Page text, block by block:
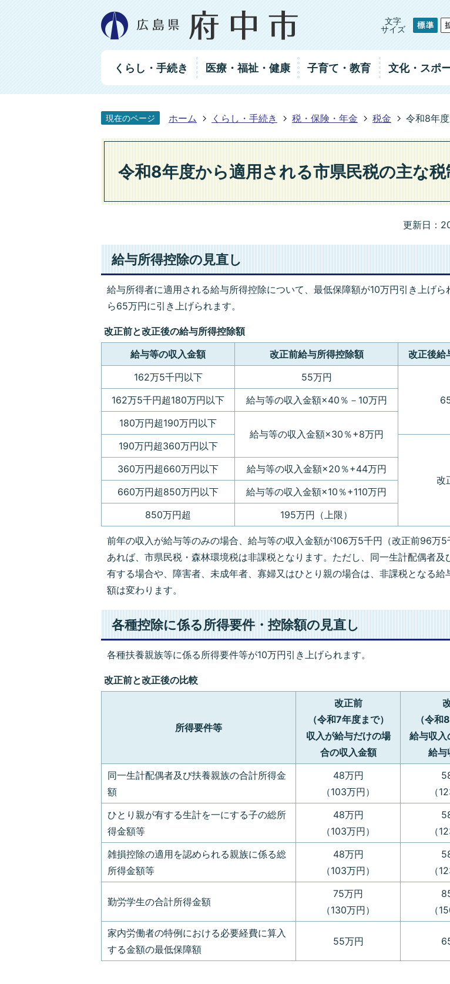
文字
サイズ
グ
ー
バ
ナ
ン
くらし・手続き 医療・福祉・健康 子育て・教育 文化・スポ
現在のページ ホーム くらし・手続き 税・保険・年金 税金 令和8年
令和8年度から適用される市県民税の主な税
更新日：
給与所得控除の見直し
給与所得者に適用される給与所得控除について、最低保障額が10万円引き上げ
ら65万円に引き上げられます。
改正前と改正後の給与所得控除額
給与等の収入金額
改正前給与所得控除額
改正後給
162万5千円以下
55万円
162万5千円超180万円以下
給与等の収入金額×40％－10万円
180万円超190万円以下
給与等の収入金額×30％+8万円
190万円超360万円以下
改
360万円超660万円以下
給与等の収入金額×20％+44万円
660万円超850万円以下
給与等の収入金額×10％+110万円
850万円超
195万円（上限）
前年の収入が給与等のみの場合、給与等の収入金額が106万5千円（改正前96万5
あれば、市県民税・森林環境税は非課税となります。ただし、同一生計配偶者及
有する場合や、障害者、未成年者、寡婦又はひとり親の場合は、非課税となる給
額は変わります。
各種控除に係る所得要件・控除額の見直し
各種扶養親族等に係る所得要件等が10万円引き上げられます。
改正前と改正後の比較
所得要件等
改正前
（令和7年度まで）
収入が給与だけの場
合の収入金額
（令和
給与収入
給与
同一生計配偶者及び扶養親族の合計所得金
額
48万円
（103万円）
（
ひとり親が有する生計を一にする子の総所
得金額等
48万円
（103万円）
（
雑損控除の適用を認められる親族に係る総
所得金額等
48万円
（103万円）
（
勤労学生の合計所得金額
75万円
（130万円）
（
家内労働者の特例における必要経費に算入
する金額の最低保障額
55万円